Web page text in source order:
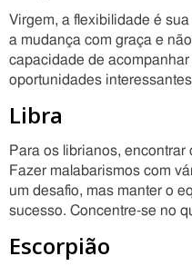
Virgem, a flexibilidade é
a mudança com graça e
capacidade de
oportunidades
Libra
Para os librianos,
Fazer malabarismos com
um desafio, mas manter o
sucesso. Concentre-se no
Escorpião